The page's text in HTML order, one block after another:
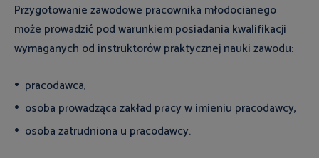
Przygotowanie zawodowe pracownika młodocianego
może prowadzić pod warunkiem posiadania kwalifikacji
wymaganych od instruktorów praktycznej nauki zawodu:
pracodawca,
osoba prowadząca zakład pracy w imieniu pracodawcy,
osoba zatrudniona u pracodawcy.